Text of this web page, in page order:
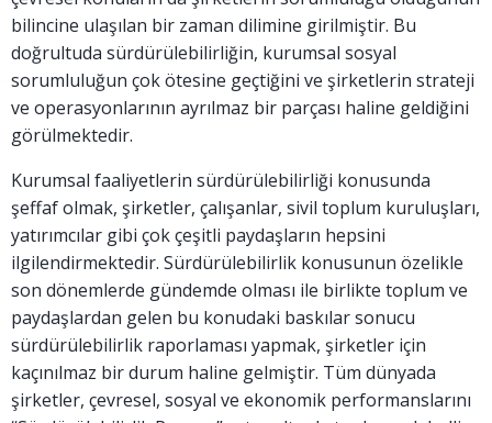
bilincine ulaşılan bir zaman dilimine girilmiştir. Bu
doğrultuda sürdürülebilirliğin, kurumsal sosyal
sorumluluğun çok ötesine geçtiğini ve şirketlerin strateji
ve operasyonlarının ayrılmaz bir parçası haline geldiğini
görülmektedir.
Kurumsal faaliyetlerin sürdürülebilirliği konusunda
şeffaf olmak, şirketler, çalışanlar, sivil toplum kuruluşları,
yatırımcılar gibi çok çeşitli paydaşların hepsini
ilgilendirmektedir. Sürdürülebilirlik konusunun özelikle
son dönemlerde gündemde olması ile birlikte toplum ve
paydaşlardan gelen bu konudaki baskılar sonucu
sürdürülebilirlik raporlaması yapmak, şirketler için
kaçınılmaz bir durum haline gelmiştir. Tüm dünyada
şirketler, çevresel, sosyal ve ekonomik performanslarını